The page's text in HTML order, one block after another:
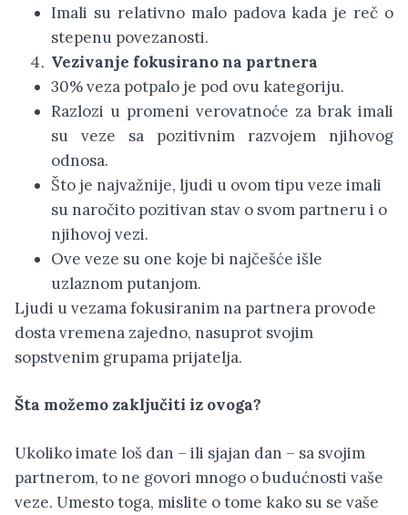
Imali su relativno malo padova kada je reč o
stepenu povezanosti.
Vezivanje fokusirano na partnera
30% veza potpalo je pod ovu kategoriju.
Razlozi u promeni verovatnoće za brak imali
su veze sa pozitivnim razvojem njihovog
odnosa.
Što je najvažnije, ljudi u ovom tipu veze imali
su naročito pozitivan stav o svom partneru i o
njihovoj vezi.
Ove veze su one koje bi najčešće išle
uzlaznom putanjom.
Ljudi u vezama fokusiranim na partnera provode
dosta vremena zajedno, nasuprot svojim
sopstvenim grupama prijatelja.
Šta možemo zaključiti iz ovoga?
Ukoliko imate loš dan – ili sjajan dan – sa svojim
partnerom, to ne govori mnogo o budućnosti vaše
veze. Umesto toga, mislite o tome kako su se vaše